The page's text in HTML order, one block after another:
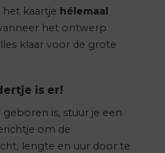
kaartje hélemaal
het ontwerp
klaar voor de grote
is er!
is, stuur je een
om de
lengte en uur door te